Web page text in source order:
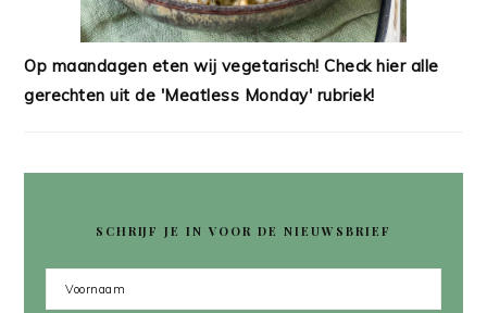
Op maandagen eten wij vegetarisch! Check hier alle
gerechten uit de 'Meatless Monday' rubriek!
SCHRIJF JE IN VOOR DE NIEUWSBRIEF